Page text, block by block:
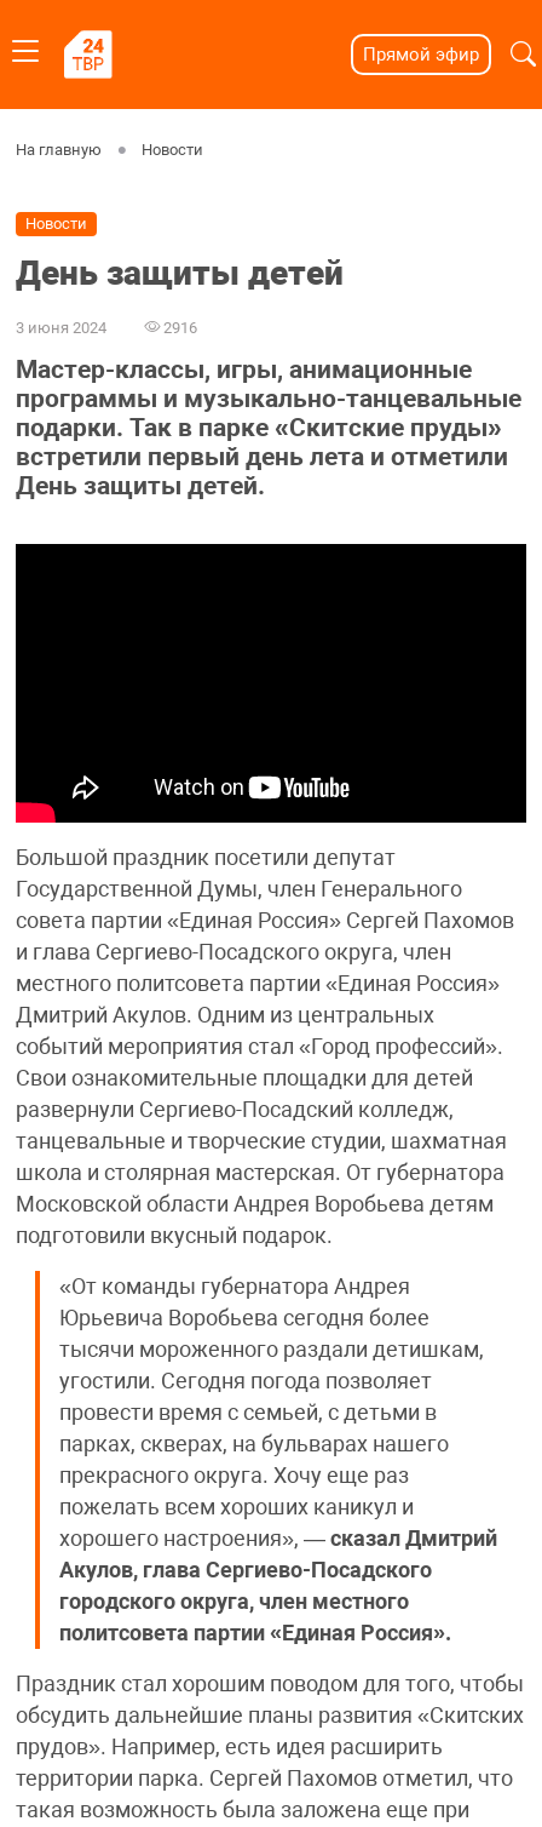
Прямой эфир
На главную Новости
Новости
День защиты детей
3 июня 2024 2916
Мастер-классы, игры, анимационные
программы и музыкально-танцевальные
подарки. Так в парке «Скитские пруды»
встретили первый день лета и отметили
День защиты детей.
Большой праздник посетили депутат
Государственной Думы, член Генерального
совета партии «Единая Россия» Сергей Пахомов
и глава Сергиево-Посадского округа, член
местного политсовета партии «Единая Россия»
Дмитрий Акулов. Одним из центральных
событий мероприятия стал «Город профессий».
Свои ознакомительные площадки для детей
развернули Сергиево-Посадский колледж,
танцевальные и творческие студии, шахматная
школа и столярная мастерская. От губернатора
Московской области Андрея Воробьева детям
подготовили вкусный подарок.
«От команды губернатора Андрея
Юрьевича Воробьева сегодня более
тысячи мороженного раздали детишкам,
угостили. Сегодня погода позволяет
провести время с семьей, с детьми в
парках, скверах, на бульварах нашего
прекрасного округа. Хочу еще раз
пожелать всем хороших каникул и
хорошего настроения», — сказал Дмитрий
Акулов, глава Сергиево-Посадского
городского округа, член местного
политсовета партии «Единая Россия».
Праздник стал хорошим поводом для того, чтобы
обсудить дальнейшие планы развития «Скитских
прудов». Например, есть идея расширить
территории парка. Сергей Пахомов отметил, что
такая возможность была заложена еще при